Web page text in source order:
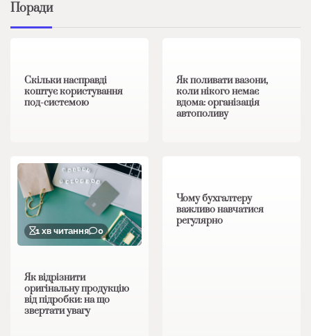
Поради
Скільки насправді
коштує користування
под-системою
Як поливати вазони,
коли нікого немає
вдома: організація
автополиву
1 хв читання 0
Як відрізнити
оригінальну продукцію
від підробки: на що
звертати увагу
Чому бухгалтеру
важливо навчатися
регулярно